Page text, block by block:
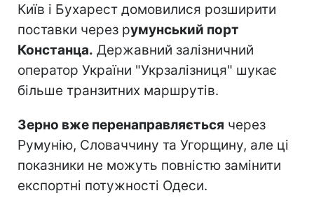
Київ і Бухарест домовилися розширити
поставки через румунський порт
Констанца. Державний залізничний
оператор України "Укрзалізниця" шукає
більше транзитних маршрутів.
Зерно вже перенаправляється через
Румунію, Словаччину та Угорщину, але ці
показники не можуть повністю замінити
експортні потужності Одеси.